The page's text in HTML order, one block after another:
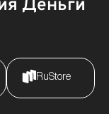
Деньги
RuStore